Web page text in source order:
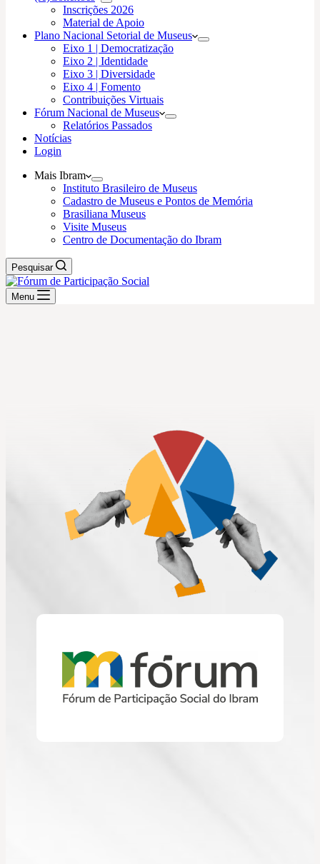
Inscrições 2026
Material de Apoio
Plano Nacional Setorial de Museus
Eixo 1 | Democratização
Eixo 2 | Identidade
Eixo 3 | Diversidade
Eixo 4 | Fomento
Contribuições Virtuais
Fórum Nacional de Museus
Relatórios Passados
Notícias
Login
Mais Ibram
Instituto Brasileiro de Museus
Cadastro de Museus e Pontos de Memória
Brasiliana Museus
Visite Museus
Centro de Documentação do Ibram
Pesquisar
Menu